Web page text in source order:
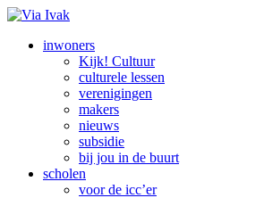
inwoners
Kijk! Cultuur
culturele lessen
verenigingen
makers
nieuws
subsidie
bij jou in de buurt
scholen
voor de icc’er